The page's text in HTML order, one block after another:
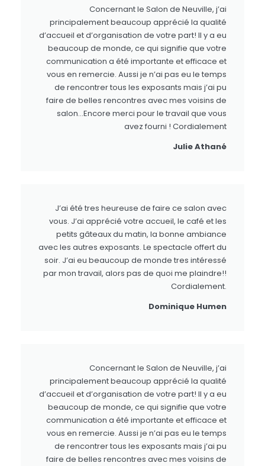
Concernant le Salon de Neuville, j’ai
principalement beaucoup apprécié la qualité
d’accueil et d’organisation de votre part! Il y a eu
beaucoup de monde, ce qui signifie que votre
communication a été importante et efficace et
vous en remercie. Aussi je n’ai pas eu le temps
de rencontrer tous les exposants mais j’ai pu
faire de belles rencontres avec mes voisins de
salon…Encore merci pour le travail que vous
avez fourni ! Cordialement
Julie Athané
J’ai été tres heureuse de faire ce salon avec
vous. J’ai apprécié votre accueil, le café et les
petits gâteaux du matin, la bonne ambiance
avec les autres exposants. Le spectacle offert du
soir. J’ai eu beaucoup de monde tres intéressé
par mon travail, alors pas de quoi me plaindre!!
Cordialement.
Dominique Humen
Concernant le Salon de Neuville, j’ai
principalement beaucoup apprécié la qualité
d’accueil et d’organisation de votre part! Il y a eu
beaucoup de monde, ce qui signifie que votre
communication a été importante et efficace et
vous en remercie. Aussi je n’ai pas eu le temps
de rencontrer tous les exposants mais j’ai pu
faire de belles rencontres avec mes voisins de